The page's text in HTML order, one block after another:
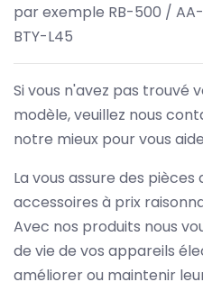
par exemple RB-500 /
BTY-L45
Si vous n'avez pas trouvé
modèle, veuillez nous
notre mieux pour vous
La vous assure des
accessoires à prix
Avec nos produits nous
de vie de vos appareils
améliorer ou maintenir